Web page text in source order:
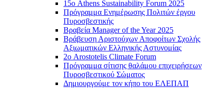
15ο Athens Sustainability Forum 2025
Πρόγραμμα Ενημέρωσης Πολιτών έργου
Πυροσβεστικής
Βραβεία Manager of the Year 2025
Βράβευση Αριστούχων Αποφοίτων Σχολής
Αξιωματικών Ελληνικής Αστυνομίας
2ο Arostotelis Climate Forum
Πρόγραμμα σίτισης θαλάμου επιχειρήσεων
Πυροσβεστικού Σώματος
Δημιουργούμε τον κήπο του ΕΛΕΠΑΠ